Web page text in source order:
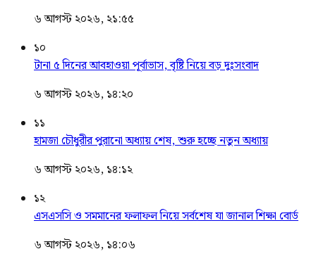
৬ আগস্ট ২০২৬, ২১:৫৫
১০
টানা ৫ দিনের আবহাওয়া পূর্বাভাস, বৃষ্টি নিয়ে বড় দুঃসংবাদ
৬ আগস্ট ২০২৬, ১৪:২০
১১
হামজা চৌধুরীর পুরানো অধ্যায় শেষ, শুরু হচ্ছে নতুন অধ্যায়
৬ আগস্ট ২০২৬, ১৪:১২
১২
এসএসসি ও সমমানের ফলাফল নিয়ে সর্বশেষ যা জানাল শিক্ষা বোর্ড
৬ আগস্ট ২০২৬, ১৪:০৬